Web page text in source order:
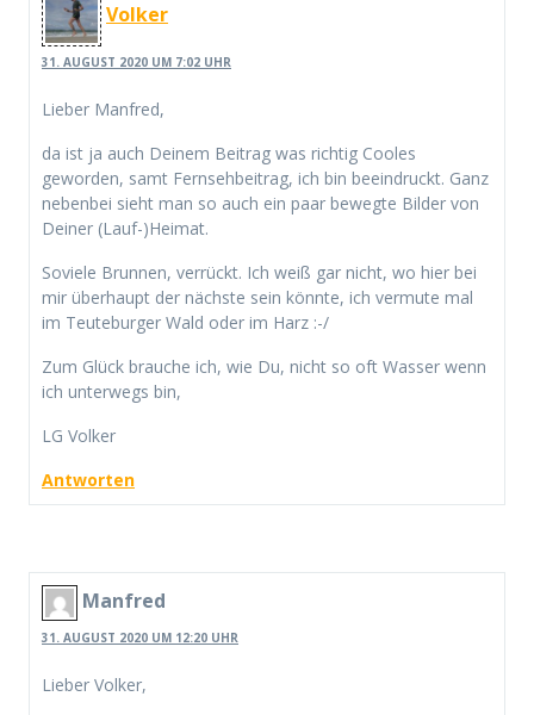
Volker
31. AUGUST 2020 UM 7:02 UHR
Lieber Manfred,
da ist ja auch Deinem Beitrag was richtig Cooles
geworden, samt Fernsehbeitrag, ich bin beeindruckt. Ganz
nebenbei sieht man so auch ein paar bewegte Bilder von
Deiner (Lauf-)Heimat.
Soviele Brunnen, verrückt. Ich weiß gar nicht, wo hier bei
mir überhaupt der nächste sein könnte, ich vermute mal
im Teuteburger Wald oder im Harz :-/
Zum Glück brauche ich, wie Du, nicht so oft Wasser wenn
ich unterwegs bin,
LG Volker
Antworten
Manfred
31. AUGUST 2020 UM 12:20 UHR
Lieber Volker,